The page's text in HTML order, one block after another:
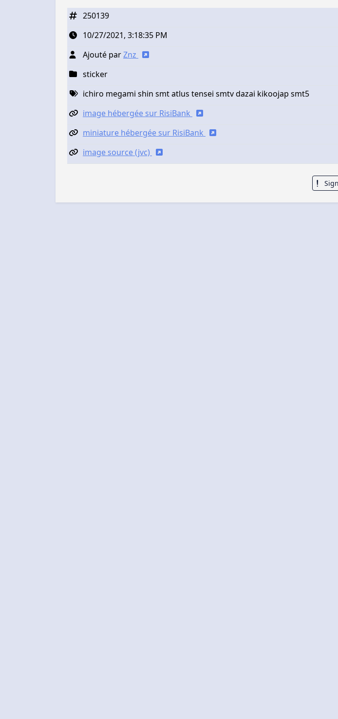
250139
10/27/2021, 3:18:35 PM
Ajouté parZnz
sticker
ichiro megami shin smt atlus tensei smtv dazai kikoojap smt5
image hébergée sur RisiBank
miniature hébergée sur RisiBank
image source (jvc)